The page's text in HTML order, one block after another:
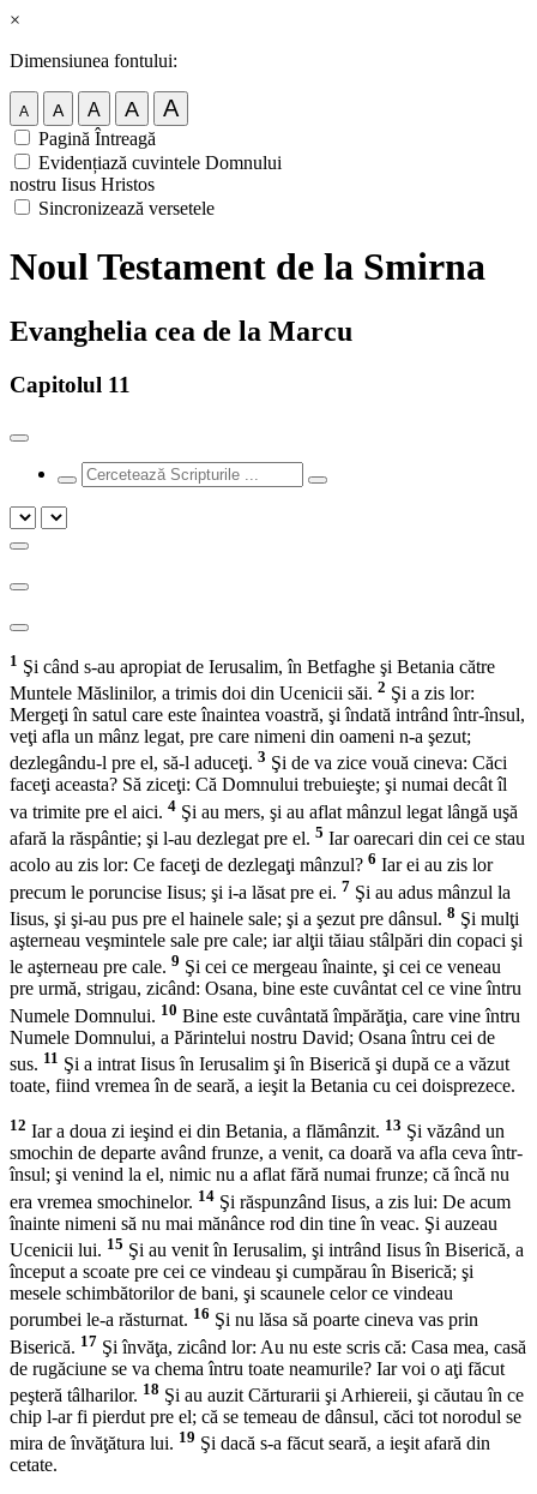
×
Dimensiunea fontului:
A A A A A
Pagină Întreagă
Evidențiază cuvintele Domnului
nostru Iisus Hristos
Sincronizează versetele
Noul Testament de la Smirna
Evanghelia cea de la Marcu
Capitolul 11
1 Şi când s-au apropiat de Ierusalim, în Betfaghe şi Betania către
Muntele Măslinilor, a trimis doi din Ucenicii săi. 2 Şi a zis lor:
Mergeţi în satul care este înaintea voastră, şi îndată intrând într-însul,
veţi afla un mânz legat, pre care nimeni din oameni n-a şezut;
dezlegându-l pre el, să-l aduceţi. 3 Şi de va zice vouă cineva: Căci
faceţi aceasta? Să ziceţi: Că Domnului trebuieşte; şi numai decât îl
va trimite pre el aici. 4 Şi au mers, şi au aflat mânzul legat lângă uşă
afară la răspântie; şi l-au dezlegat pre el. 5 Iar oarecari din cei ce stau
acolo au zis lor: Ce faceţi de dezlegaţi mânzul? 6 Iar ei au zis lor
precum le poruncise Iisus; şi i-a lăsat pre ei. 7 Şi au adus mânzul la
Iisus, şi şi-au pus pre el hainele sale; şi a şezut pre dânsul. 8 Şi mulţi
aşterneau veşmintele sale pre cale; iar alţii tăiau stâlpări din copaci şi
le aşterneau pre cale. 9 Şi cei ce mergeau înainte, şi cei ce veneau
pre urmă, strigau, zicând: Osana, bine este cuvântat cel ce vine întru
Numele Domnului. 10 Bine este cuvântată împărăţia, care vine întru
Numele Domnului, a Părintelui nostru David; Osana întru cei de
sus. 11 Şi a intrat Iisus în Ierusalim şi în Biserică şi după ce a văzut
toate, fiind vremea în de seară, a ieşit la Betania cu cei doisprezece.
12 Iar a doua zi ieşind ei din Betania, a flămânzit. 13 Şi văzând un
smochin de departe având frunze, a venit, ca doară va afla ceva într-
însul; şi venind la el, nimic nu a aflat fără numai frunze; că încă nu
era vremea smochinelor. 14 Şi răspunzând Iisus, a zis lui: De acum
înainte nimeni să nu mai mănânce rod din tine în veac. Şi auzeau
Ucenicii lui. 15 Şi au venit în Ierusalim, şi intrând Iisus în Biserică, a
început a scoate pre cei ce vindeau şi cumpărau în Biserică; şi
mesele schimbătorilor de bani, şi scaunele celor ce vindeau
porumbei le-a răsturnat. 16 Şi nu lăsa să poarte cineva vas prin
Biserică. 17 Şi învăţa, zicând lor: Au nu este scris că: Casa mea, casă
de rugăciune se va chema întru toate neamurile? Iar voi o aţi făcut
peşteră tâlharilor. 18 Şi au auzit Cărturarii şi Arhiereii, şi căutau în ce
chip l-ar fi pierdut pre el; că se temeau de dânsul, căci tot norodul se
mira de învăţătura lui. 19 Şi dacă s-a făcut seară, a ieşit afară din
cetate.